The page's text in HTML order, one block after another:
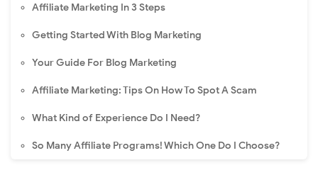
Affiliate Marketing In 3 Steps
Getting Started With Blog Marketing
Your Guide For Blog Marketing
Affiliate Marketing: Tips On How To Spot A Scam
What Kind of Experience Do I Need?
So Many Affiliate Programs! Which One Do I Choose?